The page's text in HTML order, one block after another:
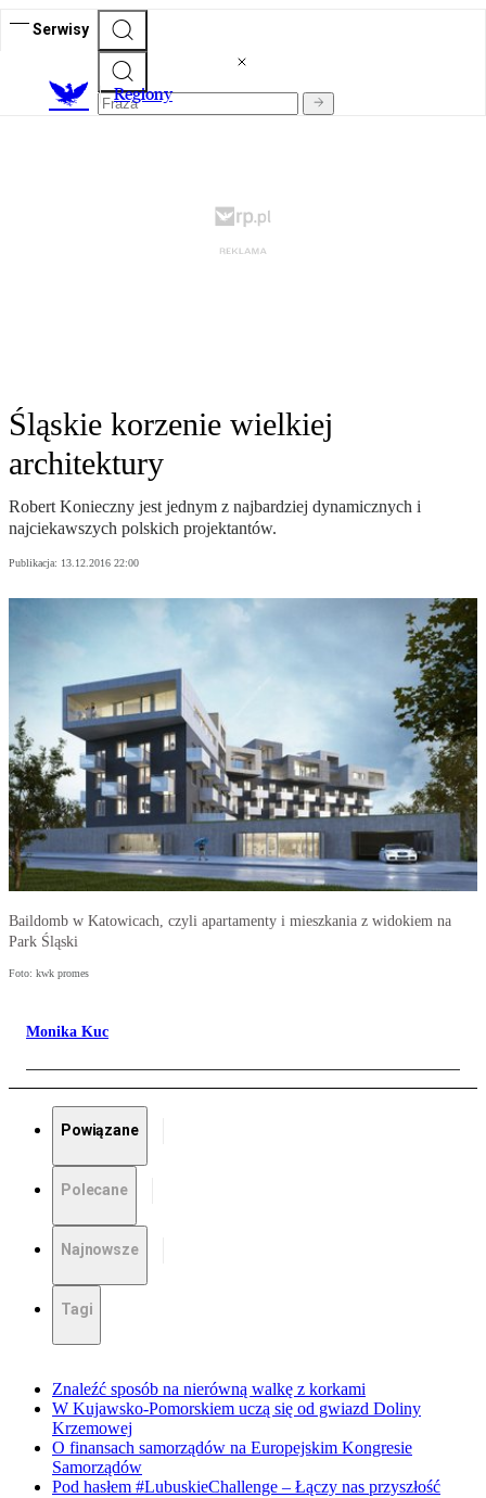
Serwisy
Regiony
Śląskie korzenie wielkiej
architektury
Robert Konieczny jest jednym z najbardziej dynamicznych i
najciekawszych polskich projektantów.
Publikacja: 13.12.2016 22:00
Baildomb w Katowicach, czyli apartamenty i mieszkania z widokiem na
Park Śląski
Foto: kwk promes
Monika Kuc
Powiązane
Polecane
Najnowsze
Tagi
Znaleźć sposób na nierówną walkę z korkami
W Kujawsko-Pomorskiem uczą się od gwiazd Doliny
Krzemowej
O finansach samorządów na Europejskim Kongresie
Samorządów
Pod hasłem #LubuskieChallenge – Łączy nas przyszłość